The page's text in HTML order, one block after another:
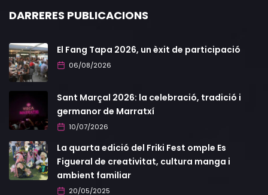
DARRERES PUBLICACIONS
El Fang Tapa 2026, un èxit de participació
06/08/2026
Sant Marçal 2026: la celebració, tradició i
germanor de Marratxí
10/07/2026
La quarta edició del Friki Fest omple Es
Figueral de creativitat, cultura manga i
ambient familiar
20/05/2025